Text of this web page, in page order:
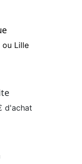
ou Lille
d'achat